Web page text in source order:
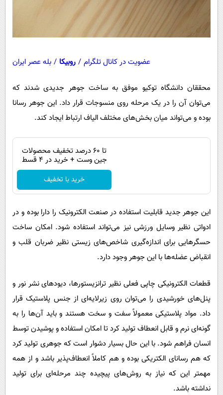
عضویت در کانال تلگرام / روبیکا / بله عصر ایران
محققان دانشگاه توکیو موفق به ساخت جوهر جدیدی شدند که
می‌توان آن را در یک مرحله روی منسوجات قرار داد. این جوهر رسانا
بوده و می‌تواند میان بخش‌های مختلف الیاف ارتباط ایجاد کند.
تا 60 درصد تخفیف محصولات
جین وست + خرید در 4 قسط
خرید با تخفیف
این جوهر جدید قابلیت استفاده در صنعت الکترونیک را دارا بوده و در
ادواتی نظیر وسایل ورزشی نیز می‌تواند استفاده شود. امکان ساخت
حسگرهایی برای اندازه‌گیری شاخص‌های زیستی نظیر ضربان قلب و
انقباض عضله‌ها با این جوهر وجود دارد.
قطعات الکترونیکی چاپی فعلی نظیر ترانزیستورها، دیودهای نشر نور و
پنل‌های خورشیدی را می‌توان روی زیرلایه‌ای از جنس پلاستیک قرار
داد. مواد پلاستیکی معمولاً سفت و سخت هستند و باید آن‌ها را به
گونه‌ای نرم و قابل انعطاف تولید کرد تا امکان استفاده و پوشیدن توسط
انسان فراهم شود. با این حال بسیار دشوار است که جوهری تولید کرد
که هم رسانای الکتریکی بوده و هم کاملاً انعطاف‌پذیر باشد و از همه
مهمتر این که نیاز به روش‌های پیچیده چند مرحله‌ای برای تولید
نداشته باشد.